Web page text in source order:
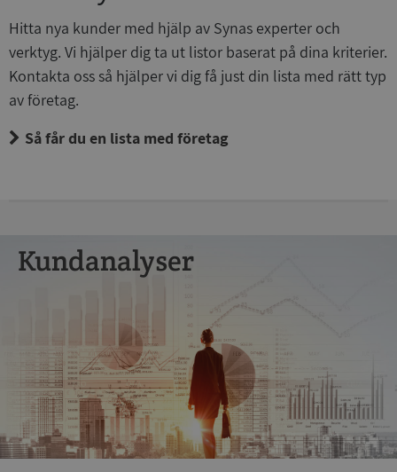
Hitta nya kunder med hjälp av Synas experter och
verktyg. Vi hjälper dig ta ut listor baserat på dina kriterier.
Kontakta oss så hjälper vi dig få just din lista med rätt typ
av företag.
Så får du en lista med företag
Kundanalyser
Funktioner
Oklassificerade
Strikt nödvändiga kakor tillåter
kärnwebbplatsfunktioner som användarinloggning
och kontohantering. Webbplatsen kan inte användas
Namn
VISITOR_PRIVACY_METADATA
YouTube
.youtube.com
5 månader
4 veckor
Google Privacy
Policy